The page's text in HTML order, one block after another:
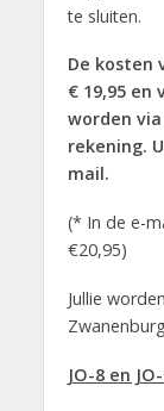
te sluiten.
De kosten
€ 19,95 en
worden
rekening.
mail.
(* In de e-
€20,95)
Jullie
JO-8 en